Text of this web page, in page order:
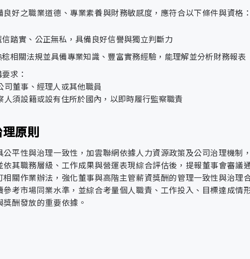
好之職業道德、專業素養與財務敏感度，應符合以下條件與資格：
踏實、公正無私，具備良好信譽與獨立判斷力
相關法規並具備專業知識、豐富實務經驗，能理解並分析財務報表
求：
司董事、經理人或其他職員
人須設籍或設有住所於國內，以即時履行監察職責
原則
平性與治理一致性，加雲聯網依據人力資源政策及公司治理機制
其職務層級、工作成果與營運表現綜合評估後，提報董事會審議
關作業辦法，強化董事與高階主管薪資獎酬的管理一致性與治理
考市場同業水準，並綜合考量個人職責、工作投入、目標達成情
酬發放的重要依據。
門合作，推動創新技術與解決方案的開發與落地。
統籌公關、法務、人資、總務、採購與資訊等各項管理職能，負
升營運效率，支援公司策略與永續目標之推動。
負責媒體關係維護、公關與展會活動規劃、品牌宣傳與新聞稿
並促進與利害關係人之良好互動。
負責審核與管理公司各項內外部契約，處理訴訟案件與智慧財產
負責人力資源規劃、招募、薪酬與績效管理、教育訓練及員工關
發展與人才成長。
負責庶務採購、資產管理與環境設施維護，確保行政運作順暢
負責供應商開發與評估、詢比議價與發包管理，並執行交貨進
率與品質。
下降，進
而影響整
力。
人力短
缺、知識
斷層，影
率與工作
並增加招
募與訓練
成本，進
一步損害
組織穩定
強化離職率、職缺補足時間等指標監測，提升招
育：完善教育訓練體系，提供明確職涯發展機會
原因並精進管理機制：透過離職訪談與流失分析
策略。
限，確保帳號使用之合法性與適切性。定期權限查核機制：系
權限總體查核，並建立稽核紀錄，以杜絕帳號閒置、權限濫用
帳號或權限異常時，依據內部《矯正及預防管理程序》即時處理
個資處理與平台安全：客戶個人資料處理相關之流程、儲存與隱
權限控管措施，並依據機密等級進行差異化管理。遮罩與限閱
以落實資料最小可見原則。可攜式裝置控管：加強對USB等可
錯誤導致資料外洩風險。外部資料傳輸審批機制：所有對外傳送
報與應變